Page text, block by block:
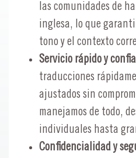
las comunidades de
inglesa, lo que
tono y el contexto
Servicio rápido y
traducciones
ajustados sin
manejamos de todo,
individuales hasta
Confidencialidad y